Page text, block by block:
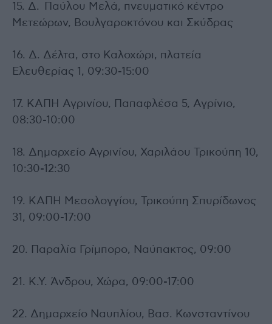
15. Δ. Παύλου Μελά, πνευματικό κέντρο
Μετεώρων, Βουλγαροκτόνου και Σκύδρας
16. Δ. Δέλτα, στο Καλοχώρι, πλατεία
Ελευθερίας 1, 09:30-15:00
17. ΚΑΠΗ Αγρινίου, Παπαφλέσα 5, Αγρίνιο,
08:30-10:00
18. Δημαρχείο Αγρινίου, Χαριλάου Τρικούπη 10,
10:30-12:30
19. ΚΑΠΗ Μεσολογγίου, Τρικούπη Σπυρίδωνος
31, 09:00-17:00
20. Παραλία Γρίμπορο, Ναύπακτος, 09:00
21. Κ.Υ. Άνδρου, Χώρα, 09:00-17:00
22. Δημαρχείο Ναυπλίου, Βασ. Κωνσταντίνου